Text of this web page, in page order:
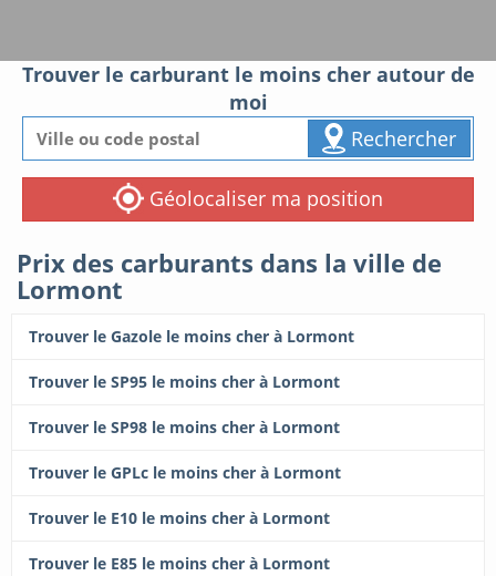
Trouver le carburant le moins cher autour de
moi
Rechercher
Géolocaliser ma position
Prix des carburants dans la ville de
Lormont
Trouver le Gazole le moins cher à Lormont
Trouver le SP95 le moins cher à Lormont
Trouver le SP98 le moins cher à Lormont
Trouver le GPLc le moins cher à Lormont
Trouver le E10 le moins cher à Lormont
Trouver le E85 le moins cher à Lormont